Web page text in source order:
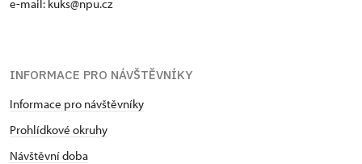
e-mail: kuks@npu.cz
INFORMACE PRO NÁVŠTĚVNÍKY
Informace pro návštěvníky
Prohlídkové okruhy
Návštěvní doba